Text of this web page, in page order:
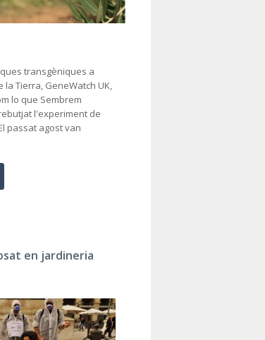
transgèniques a
la Tierra, GeneWatch UK,
lo que Sembrem
l'experiment de
passat agost van
en jardineria